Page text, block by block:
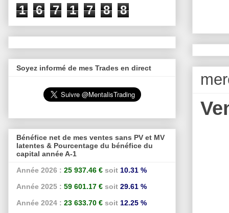
1 6 7 1 7 8 8
Soyez informé de mes Trades en direct
Bénéfice net de mes ventes sans PV et MV
latentes & Pourcentage du bénéfice du
capital année A-1
Année 2026 : 25 937.46 € soit 10.31 %
Année 2025 : 59 601.17 € soit 29.61 %
Année 2024 : 23 633.70 € soit 12.25 %